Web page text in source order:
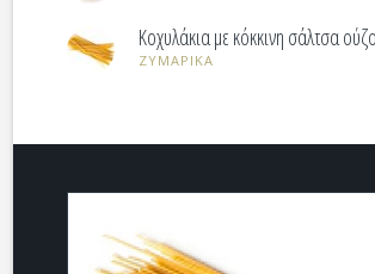
Κοχυλάκια με κόκκινη σάλτσα
ΖΥΜΑΡΙΚΑ